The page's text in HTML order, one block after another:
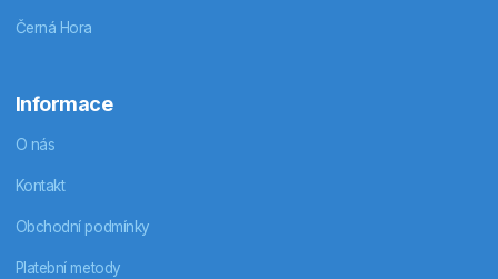
Černá Hora
Informace
O nás
Kontakt
Obchodní podmínky
Platební metody